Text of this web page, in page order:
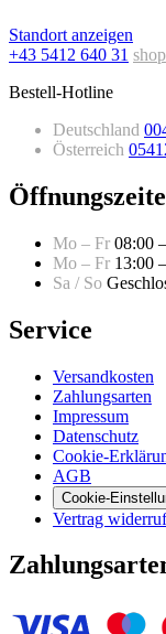
Standort anzeigen
+43 5412 640 31
Bestell-Hotline
Deutschland
Österreich
Mo – Fr 08:00
Mo – Fr 13:00
Sa / So
Service
Versandkosten
Zahlungsarten
Impressum
Datenschutz
Cookie-
AGB
Cookie-
Vertrag